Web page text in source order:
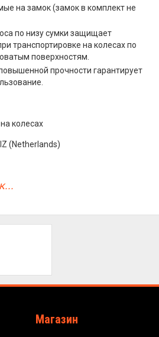
на замок (замок в комплект не
по низу сумки защищает
транспортировке на колесах по
поверхностям.
прочности гарантирует
колесах
(Netherlands)
Магазин